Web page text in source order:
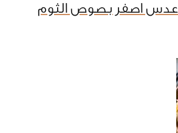
عدس اصفر بصوص الثوم